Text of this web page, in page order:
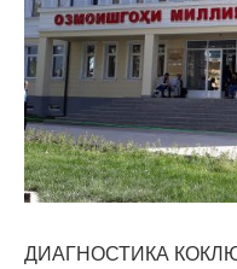
ДИАГНОСТИКА